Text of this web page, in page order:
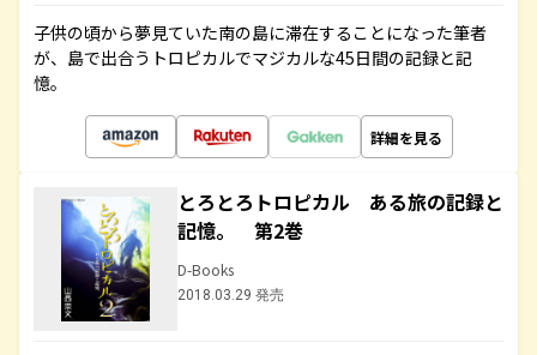
子供の頃から夢見ていた南の島に滞在することになった筆者
が、島で出合うトロピカルでマジカルな45日間の記録と記
憶。
詳細を見る
とろとろトロピカル ある旅の記録と
記憶。 第2巻
D-Books
2018.03.29 発売